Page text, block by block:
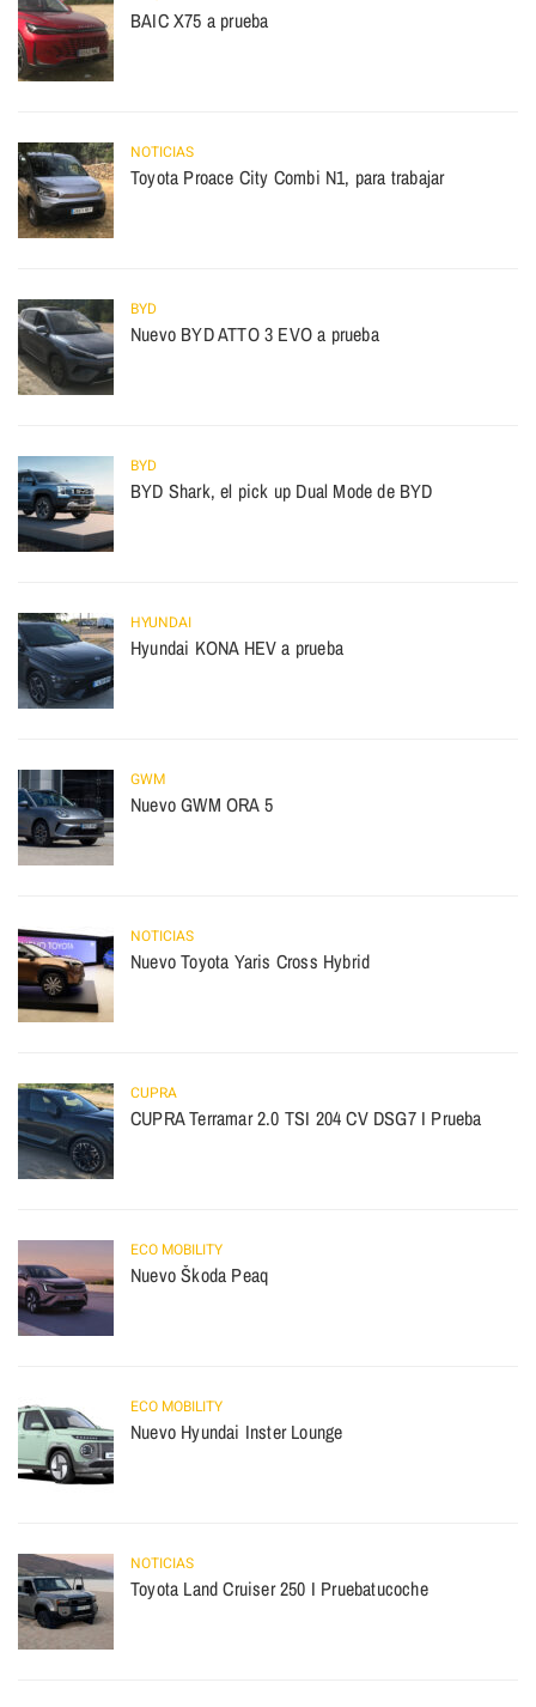
BAIC X75 a prueba
NOTICIAS
Toyota Proace City Combi N1, para trabajar
BYD
Nuevo BYD ATTO 3 EVO a prueba
BYD
BYD Shark, el pick up Dual Mode de BYD
HYUNDAI
Hyundai KONA HEV a prueba
GWM
Nuevo GWM ORA 5
NOTICIAS
Nuevo Toyota Yaris Cross Hybrid
CUPRA
CUPRA Terramar 2.0 TSI 204 CV DSG7 I Prueba
ECO MOBILITY
Nuevo Škoda Peaq
ECO MOBILITY
Nuevo Hyundai Inster Lounge
NOTICIAS
Toyota Land Cruiser 250 I Pruebatucoche